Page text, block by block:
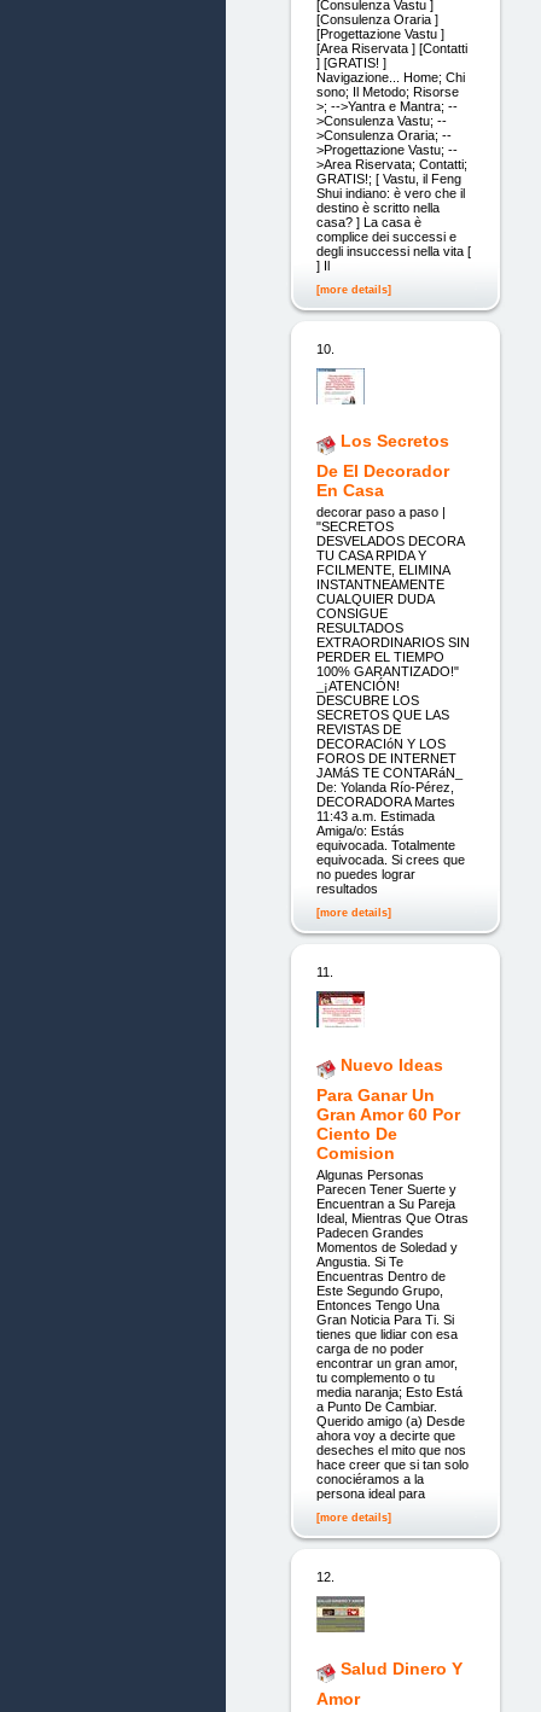
[Consulenza Vastu ]
[Consulenza Oraria ]
[Progettazione Vastu ]
[Area Riservata ] [Contatti
] [GRATIS! ]
Navigazione... Home; Chi
sono; Il Metodo; Risorse
>; -->Yantra e Mantra; --
>Consulenza Vastu; --
>Consulenza Oraria; --
>Progettazione Vastu; --
>Area Riservata; Contatti;
GRATIS!; [ Vastu, il Feng
Shui indiano: è vero che il
destino è scritto nella
casa? ] La casa è
complice dei successi e
degli insuccessi nella vita [
] Il
[more details]
10.
Los Secretos
De El Decorador
En Casa
decorar paso a paso |
"SECRETOS
DESVELADOS DECORA
TU CASA RPIDA Y
FCILMENTE, ELIMINA
INSTANTNEAMENTE
CUALQUIER DUDA
CONSIGUE
RESULTADOS
EXTRAORDINARIOS SIN
PERDER EL TIEMPO
100% GARANTIZADO!"
_¡ATENCIÓN!
DESCUBRE LOS
SECRETOS QUE LAS
REVISTAS DE
DECORACIóN Y LOS
FOROS DE INTERNET
JAMáS TE CONTARáN_
De: Yolanda Río-Pérez,
DECORADORA Martes
11:43 a.m. Estimada
Amiga/o: Estás
equivocada. Totalmente
equivocada. Si crees que
no puedes lograr
resultados
[more details]
11.
Nuevo Ideas
Para Ganar Un
Gran Amor 60 Por
Ciento De
Comision
Algunas Personas
Parecen Tener Suerte y
Encuentran a Su Pareja
Ideal, Mientras Que Otras
Padecen Grandes
Momentos de Soledad y
Angustia. Si Te
Encuentras Dentro de
Este Segundo Grupo,
Entonces Tengo Una
Gran Noticia Para Ti. Si
tienes que lidiar con esa
carga de no poder
encontrar un gran amor,
tu complemento o tu
media naranja; Esto Está
a Punto De Cambiar.
Querido amigo (a) Desde
ahora voy a decirte que
deseches el mito que nos
hace creer que si tan solo
conociéramos a la
persona ideal para
[more details]
12.
Salud Dinero Y
Amor